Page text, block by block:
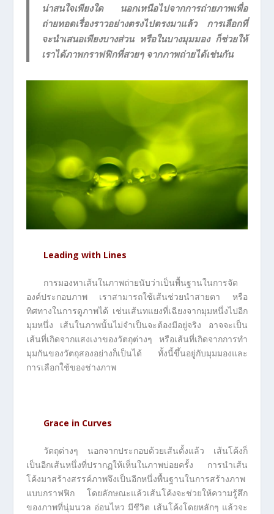
น่าสนใจเพียงใด นอกเหนือไปจากการถ่ายภาพเพื่อ
ถ่ายทอดเรื่องราวอย่างตรงไปตรงมาแล้ว การเลือกที่
จะนำเสนอเพียงบางส่วน หรือในบางมุมมอง ก็ช่วยให้
เราได้ภาพกราฟฟิกที่สวยๆ จากภาพถ่ายได้เช่นกัน
Leading with Lines
การมองหาเส้นในภาพถ่ายนับว่าเป็นพื้นฐานในการจัด
องค์ประกอบภาพ เราสามารถใช้เส้นช่วยนำสายตา หรือ
ทิศทางในการดูภาพได้ เช่นเส้นทแยงที่เฉียงจากมุมหนึ่งไปอีก
มุมหนึ่ง เส้นในภาพนั้นไม่จำเป็นจะต้องมีอยู่จริง อาจจะเป็น
เส้นที่เกิดจากแสงเงาของวัตถุต่างๆ หรือเส้นที่เกิดจากการทำ
มุมกันของวัตถุสองอย่างก็เป็นได้ ทั้งนี้ขึ้นอยู่กับมุมมองและ
การเลือกใช้ของช่างภาพ
Grace in Curves
วัตถุต่างๆ นอกจากประกอบด้วยเส้นตั้งแล้ว เส้นโค้งก็
เป็นอีกเส้นหนึ่งที่ปรากฏให้เห็นในภาพบ่อยครั้ง การนำเส้น
โค้งมาสร้างสรรค์ภาพจึงเป็นอีกหนึ่งพื้นฐานในการสร้างภาพ
แบบกราฟฟิก โดยลักษณะแล้วเส้นโค้งจะช่วยให้ความรู้สึก
ของภาพที่นุ่มนวล อ่อนไหว มีชีวิต เส้นโค้งโดยหลักๆ แล้วจะ